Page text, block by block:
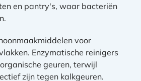
en pantry's, waar bacteriën
voor
Enzymatische reinigers
geuren, terwijl
zijn tegen kalkgeuren.